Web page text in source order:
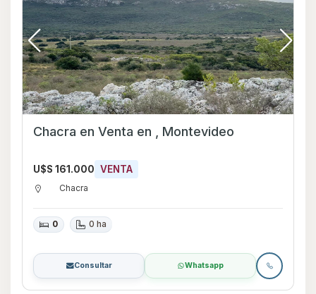
Chacra en Venta en , Montevideo
U$S 161.000 VENTA
Chacra
0 0 ha
Consultar Whatsapp